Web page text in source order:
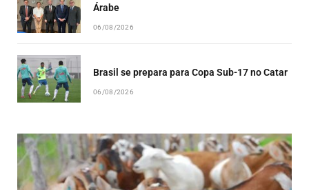
Árabe
06/08/2026
Brasil se prepara para Copa Sub-17 no Catar
06/08/2026